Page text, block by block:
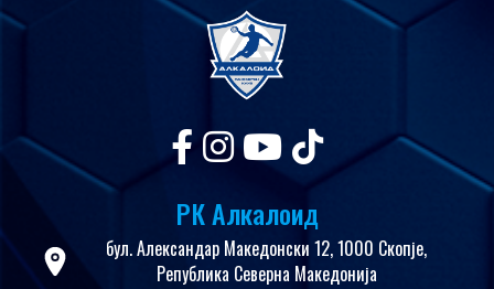
РК Алкалоид
бул. Александар Македонски 12, 1000 Скопје,
Република Северна Македонија